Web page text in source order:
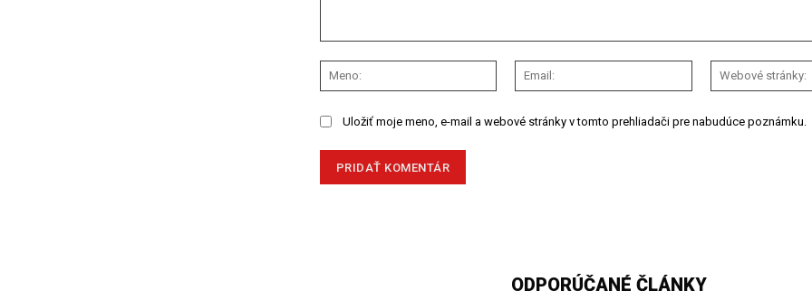
Meno:
Email:
Uložiť moje meno, e-mail a webové stránky v tomto prehliadači pre nabudúce poznámku.
ODPORÚČANÉ ČLÁNKY